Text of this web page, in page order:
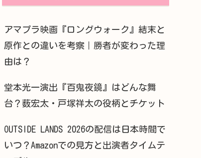
アマプラ映画『ロングウォーク』結末と
原作との違いを考察｜勝者が変わった理
由は？
堂本光一演出『百鬼夜鏡』はどんな舞
台？薮宏太・戸塚祥太の役柄とチケット
OUTSIDE LANDS 2026の配信は日本時間で
いつ？Amazonでの見方と出演者タイムテ